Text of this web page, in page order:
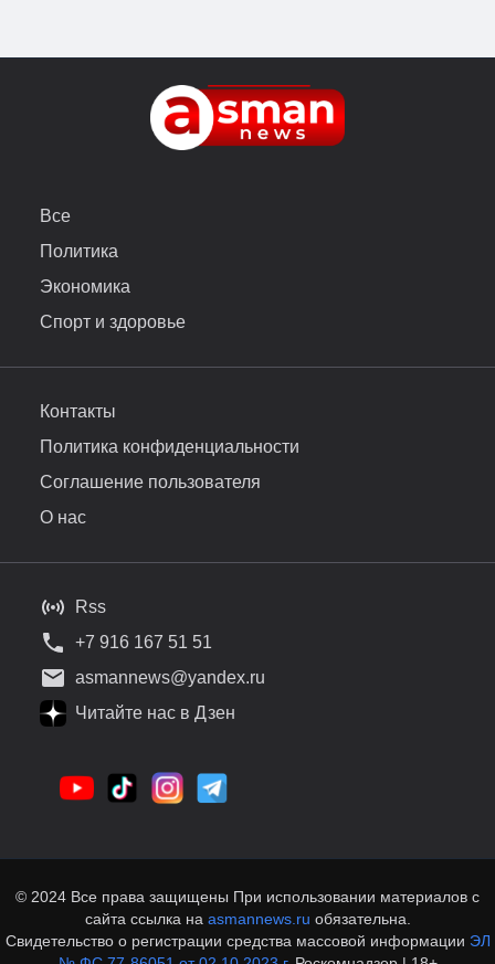
Все
Политика
Экономика
Спорт и здоровье
Контакты
Политика конфиденциальности
Соглашение пользователя
О нас
Rss
+7 916 167 51 51
asmannews@yandex.ru
Читайте нас в Дзен
© 2024 Все права защищены При использовании материалов с
сайта ссылка на asmannews.ru обязательна.
Свидетельство о регистрации средства массовой информации ЭЛ